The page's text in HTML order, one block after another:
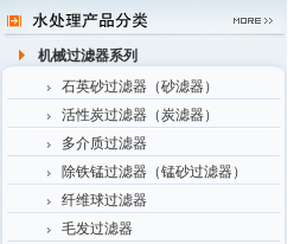
机械过滤器系列
石英砂过滤器（砂滤器）
活性炭过滤器（炭滤器）
多介质过滤器
除铁锰过滤器（锰砂过滤器）
纤维球过滤器
毛发过滤器